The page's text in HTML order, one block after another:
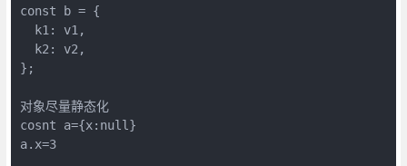
const b = {
  k1: v1,
  k2: v2,
};
对象尽量静态化
cosnt a={x:null}
a.x=3